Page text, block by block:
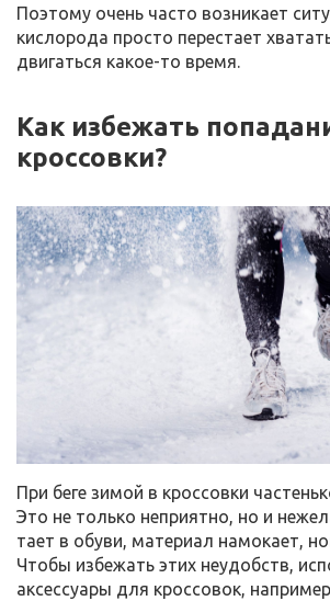
Поэтому очень часто возникает
кислорода просто перестает
двигаться какое-то время.
Как избежать
кроссовки?
При беге зимой в кроссовки
Это не только неприятно, но и
тает в обуви, материал намокает,
Чтобы избежать этих неудобств,
аксессуары для кроссовок,